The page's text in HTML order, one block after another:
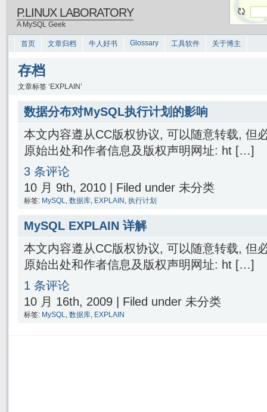
P.LINUX LABORATORY
A MySQL Geek
首页 文章归档 牛人好书 Glossary 工具软件 关于博主
存档
文章标签 ‘EXPLAIN’
数据分布对MySQL执行计划的影响
本文内容遵从CC版权协议, 可以随意转载, 但
原始出处和作者信息及版权声明网址: ht […]
3 条评论
10 月 9th, 2010 | Filed under 未分类
标签: MySQL, 数据库, EXPLAIN , 执行计划
MySQL EXPLAIN 详解
本文内容遵从CC版权协议, 可以随意转载, 但
原始出处和作者信息及版权声明网址: ht […]
1 条评论
10 月 16th, 2009 | Filed under 未分类
标签: MySQL, 数据库, EXPLAIN